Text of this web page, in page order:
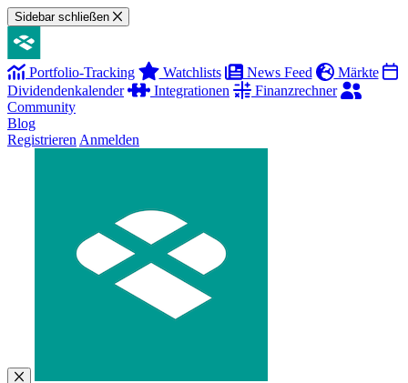
Sidebar schließen
Portfolio-Tracking Watchlists News Feed
Märkte
Dividendenkalender
Integrationen
Finanzrechner
Community
Blog
Registrieren Anmelden